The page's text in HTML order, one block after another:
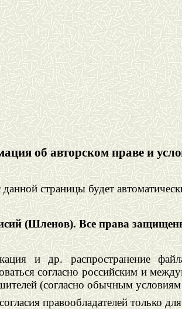
об авторском праве и
страницы будет
(Шленов). Все права
и др. распространение
согласно российским и
(согласно обычным
правообладателей только